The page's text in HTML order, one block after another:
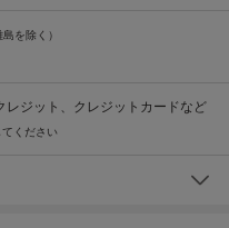
島を除く）
レジット、クレジットカードなど
ください